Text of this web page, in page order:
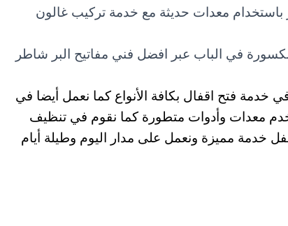
باستخدام معدات حديثة مع خدمة تركيب غالون
في الباب عبر افضل فني مفاتيح البر شاطر
خدمة فتح اقفال بكافة الأنواع كما نعمل أيضا في
معدات وأدوات متطورة كما نقوم في تنظيف
خدمة مميزة ونعمل على مدار اليوم وطيلة أيام